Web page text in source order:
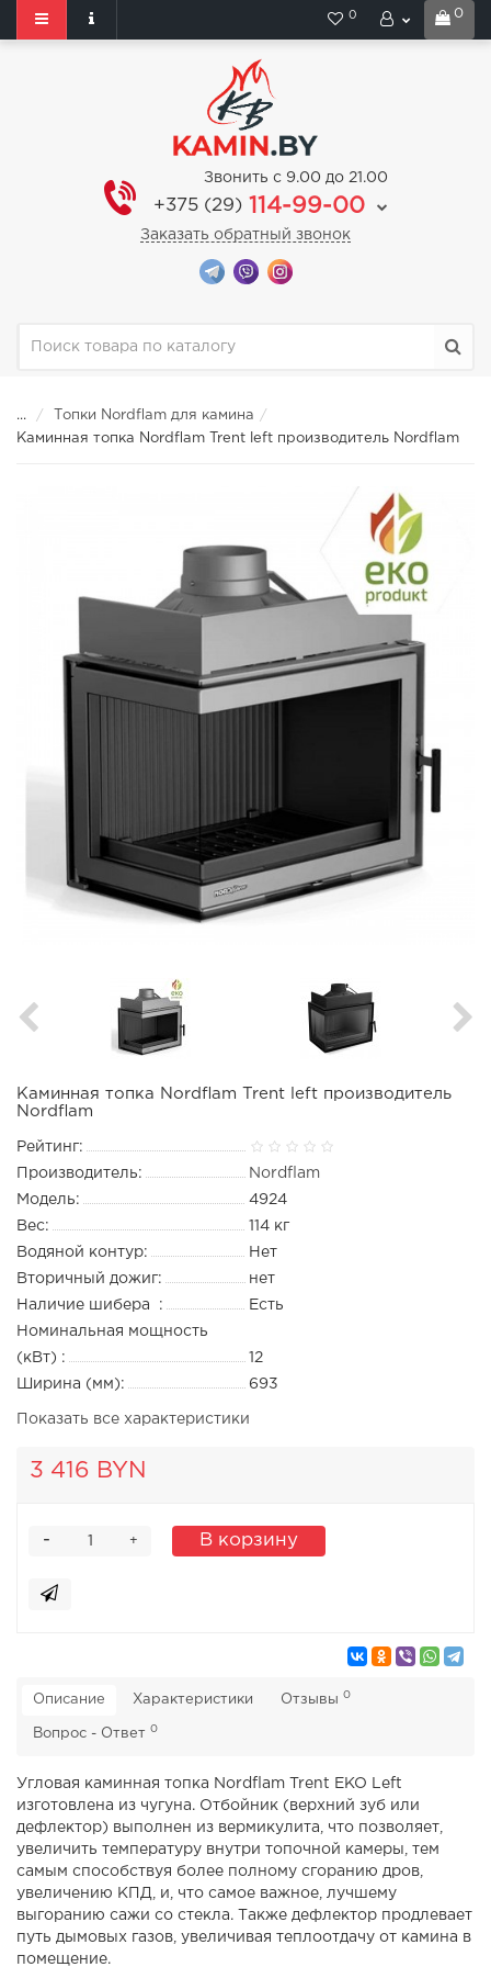
0
0
Звонить с 9.00 до 21.00
+375 (29) 114-99-00
Заказать обратный звонок
...
Топки Nordflam для камина
Каминная топка Nordflam Trent left производитель Nordflam
Каминная топка Nordflam Trent left производитель
Nordflam
Рейтинг:
Производитель:
Nordflam
Модель:
4924
Вес:
114 кг
Водяной контур:
Нет
Вторичный дожиг:
нет
Наличие шибера :
Есть
Номинальная мощность
(кВт) :
12
Ширина (мм):
693
Показать все характеристики
3 416 BYN
+
- В корзину
Описание Характеристики Отзывы 0
Вопрос - Ответ 0
Угловая каминная топка Nordflam Trent EKO Left
изготовлена из чугуна. Отбойник (верхний зуб или
дефлектор) выполнен из вермикулита, что позволяет,
увеличить температуру внутри топочной камеры, тем
самым способствуя более полному сгоранию дров,
увеличению КПД, и, что самое важное, лучшему
выгоранию сажи со стекла. Также дефлектор продлевает
путь дымовых газов, увеличивая теплоотдачу от камина в
помещение.